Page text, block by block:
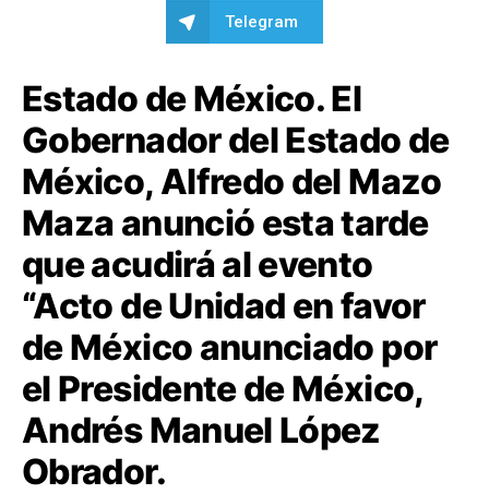
Telegram
Estado de México. El
Gobernador del Estado de
México, Alfredo del Mazo
Maza anunció esta tarde
que acudirá al evento
“Acto de Unidad en favor
de México anunciado por
el Presidente de México,
Andrés Manuel López
Obrador.